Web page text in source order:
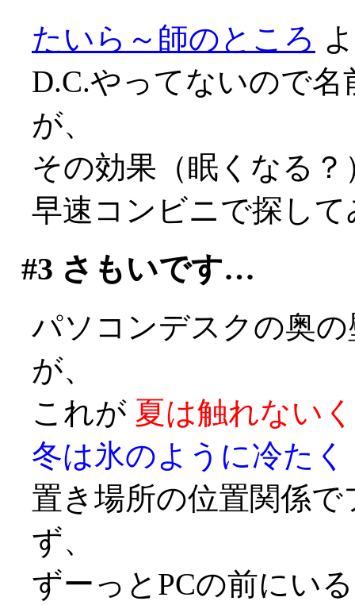
たいら～師のところ
D.C.やってないので
が、
その効果（眠くなる
早速コンビニで探し
#3 さもいです…
パソコンデスクの奥
が、
これが 夏は触れない
冬は氷のように冷たく
置き場所の位置関係
ず、
ずーっとPCの前にい